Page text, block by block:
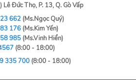
Đức Thọ, P. 13, Q. Gò Vấp
662 (Ms.Ngọc Quý)
176 (Ms.Kim Yến)
985 (Ms.Vinh Hiển)
(8:00 - 18:00)
335 700 (8:00 - 18:00)